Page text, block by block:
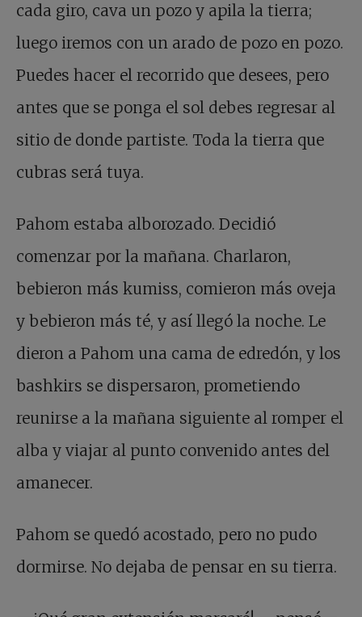
cada giro, cava un pozo y apila la tierra;
luego iremos con un arado de pozo en pozo.
Puedes hacer el recorrido que desees, pero
antes que se ponga el sol debes regresar al
sitio de donde partiste. Toda la tierra que
cubras será tuya.
Pahom estaba alborozado. Decidió
comenzar por la mañana. Charlaron,
bebieron más kumiss, comieron más oveja
y bebieron más té, y así llegó la noche. Le
dieron a Pahom una cama de edredón, y los
bashkirs se dispersaron, prometiendo
reunirse a la mañana siguiente al romper el
alba y viajar al punto convenido antes del
amanecer.
Pahom se quedó acostado, pero no pudo
dormirse. No dejaba de pensar en su tierra.